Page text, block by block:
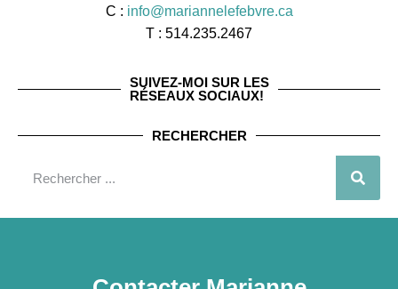
C : info@mariannelefebvre.ca
T : 514.235.2467
SUIVEZ-MOI SUR LES
RÉSEAUX SOCIAUX!
RECHERCHER